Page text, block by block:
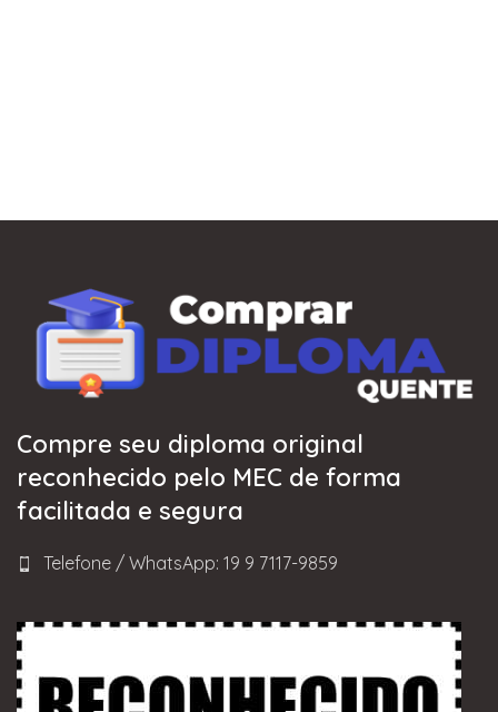
Compre seu diploma original
reconhecido pelo MEC de forma
facilitada e segura
Telefone / WhatsApp: 19 9 7117-9859